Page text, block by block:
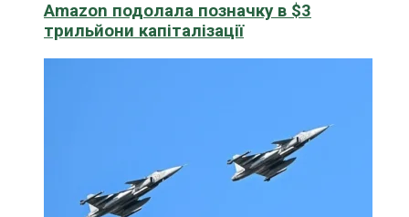
Amazon подолала позначку в $3
трильйони капіталізації